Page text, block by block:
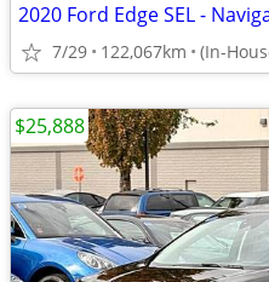
7/29 122,067km
$25,888